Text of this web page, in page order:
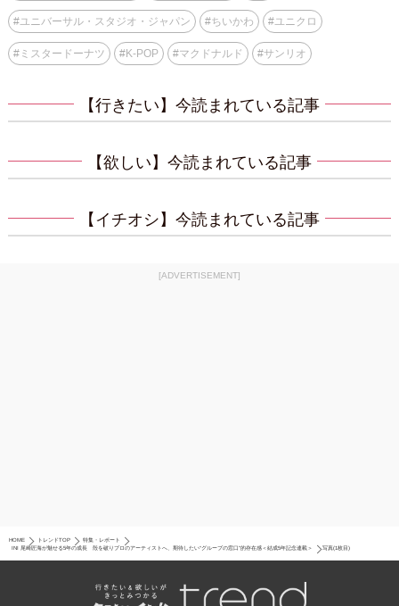
#ユニバーサル・スタジオ・ジャパン #ちいかわ #ユニクロ
#ミスタードーナツ #K-POP #マクドナルド #サンリオ
【行きたい】今読まれている記事
【欲しい】今読まれている記事
【イチオシ】今読まれている記事
[ADVERTISEMENT]
HOME トレンドTOP
特集・レポート
INI 尾崎匠海が魅せる5年の成長 殻を破りプロのアーティストへ、期待したい“グループの窓口”的存在感＜結成5年記念連載＞
写真(1枚目)